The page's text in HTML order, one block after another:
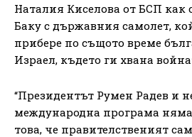
Наталия Киселова от БСП как
Баку с държавния самолет,
прибере по същото време
Израел, където ги хвана
“Президентът Румен Радев и
международна програма
това, че правителственият